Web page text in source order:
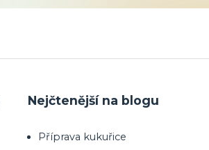
Nejčtenější na blogu
Příprava kukuřice